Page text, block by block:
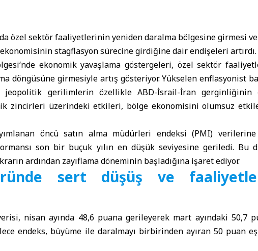
özel sektör faaliyetlerinin yeniden daralma bölgesine girmesi
stagflasyon sürecine girdiğine dair endişeleri artırdı.
‘nde ekonomik yavaşlama göstergeleri, özel sektör
döngüsüne girmesiyle artış gösteriyor. Yükselen enflasyonist
jeopolitik gerilimlerin özellikle ABD-İsrail-İrangerginliğinin
zincirleri üzerindeki etkileri, bölge ekonomisini olumsuz
öncü satın alma müdürleri endeksi (PMI)
son bir buçuk yılın en düşük seviyesine geriledi. Bu
ardından zayıflama döneminin başladığına işaret ediyor.
sert düşüş ve
nisan ayında 48,6 puana gerileyerek mart ayındaki 50,7
endeks, büyüme ile daralmayı birbirinden ayıran 50 puan